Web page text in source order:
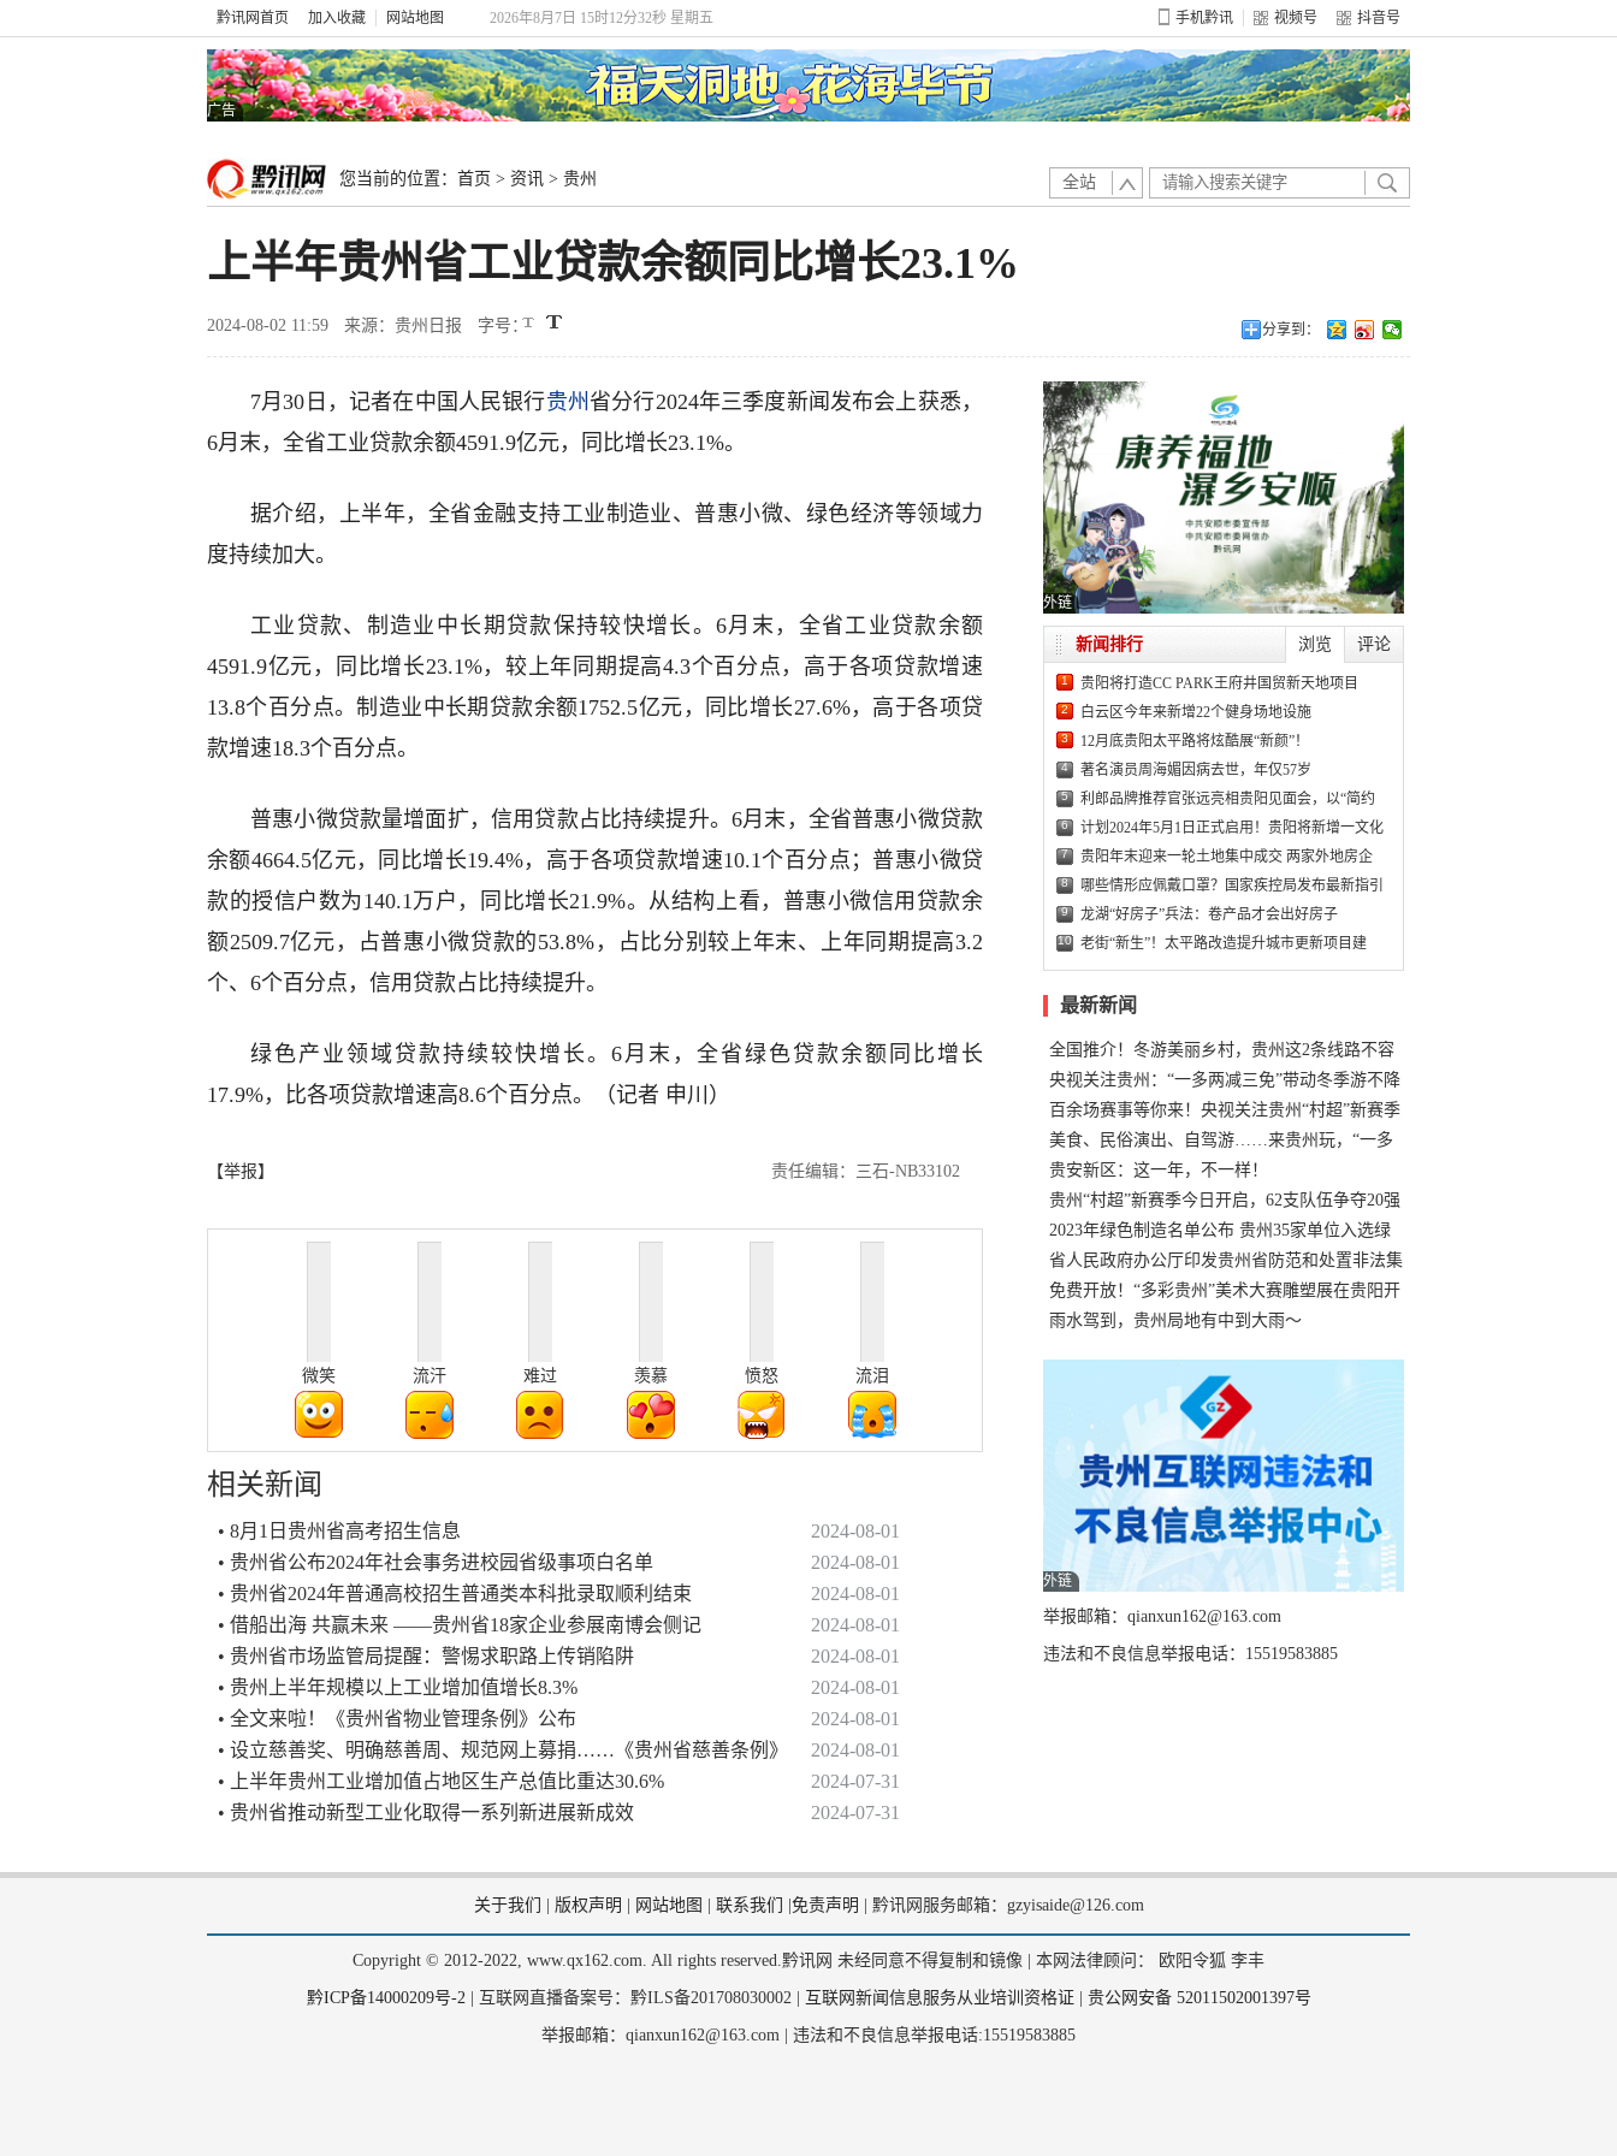
黔讯网首页 加入收藏 网站地图 2026年8月7日 15时12分33秒 星期五 手机黔讯 视频号 抖音号
广告
您当前的位置： 首页 > 资讯 > 贵州 全站
上半年贵州省工业贷款余额同比增长23.1%
2024-08-02 11:59 来源：贵州日报 字号： 分享到：
7月30日，记者在中国人民银行贵州 省分行2024年三季度新闻发布会上获悉，
6月末，全省工业贷款余额4591.9亿元，同比增长23.1%。
据介绍，上半年，全省金融支持工业制造业、普惠小微、绿色经济等领域力
度持续加大。
工业贷款、制造业中长期贷款保持较快增长。6月末，全省工业贷款余额
4591.9亿元，同比增长23.1%，较上年同期提高4.3个百分点，高于各项贷款增速
13.8个百分点。制造业中长期贷款余额1752.5亿元，同比增长27.6%，高于各项贷
款增速18.3个百分点。
普惠小微贷款量增面扩，信用贷款占比持续提升。6月末，全省普惠小微贷款
余额4664.5亿元，同比增长19.4%，高于各项贷款增速10.1个百分点；普惠小微贷
款的授信户数为140.1万户，同比增长21.9%。从结构上看，普惠小微信用贷款余
额2509.7亿元，占普惠小微贷款的53.8%，占比分别较上年末、上年同期提高3.2
个、6个百分点，信用贷款占比持续提升。
绿色产业领域贷款持续较快增长。6月末，全省绿色贷款余额同比增长
17.9%，比各项贷款增速高8.6个百分点。（记者 申川）
【举报】 责任编辑：三石-NB33102
微笑 流汗 难过 羡慕 愤怒 流泪
相关新闻
• 8月1日贵州省高考招生信息
2024-08-01
• 贵州省公布2024年社会事务进校园省级事项白名单
2024-08-01
• 贵州省2024年普通高校招生普通类本科批录取顺利结束
2024-08-01
• 借船出海 共赢未来 ——贵州省18家企业参展南博会侧记
2024-08-01
• 贵州省市场监管局提醒：警惕求职路上传销陷阱
2024-08-01
• 贵州上半年规模以上工业增加值增长8.3%
2024-08-01
• 全文来啦！《贵州省物业管理条例》公布
2024-08-01
• 设立慈善奖、明确慈善周、规范网上募捐……《贵州省慈善条例》
2024-08-01
• 上半年贵州工业增加值占地区生产总值比重达30.6%
2024-07-31
• 贵州省推动新型工业化取得一系列新进展新成效
2024-07-31
外链
浏览 评论
新闻排行
1 贵阳将打造CC PARK王府井国贸新天地项目
2 白云区今年来新增22个健身场地设施
3 12月底贵阳太平路将炫酷展“新颜”！
4 著名演员周海媚因病去世，年仅57岁
5 利郎品牌推荐官张远亮相贵阳见面会，以“简约
6 计划2024年5月1日正式启用！贵阳将新增一文化
7 贵阳年末迎来一轮土地集中成交 两家外地房企
8 哪些情形应佩戴口罩？国家疾控局发布最新指引
9 龙湖“好房子”兵法：卷产品才会出好房子
10 老街“新生”！太平路改造提升城市更新项目建
最新新闻
全国推介！冬游美丽乡村，贵州这2条线路不容
错过
央视关注贵州：“一多两减三免”带动冬季游不降
温
百余场赛事等你来！央视关注贵州“村超”新赛季
正式“打响”
美食、民俗演出、自驾游……来贵州玩，“一多
两减三免”！
贵安新区：这一年，不一样！
贵州“村超”新赛季今日开启，62支队伍争夺20强
名额
2023年绿色制造名单公布 贵州35家单位入选绿
色工厂
省人民政府办公厅印发贵州省防范和处置非法集
资工作实施细则
免费开放！“多彩贵州”美术大赛雕塑展在贵阳开
展，持续至1月19日
雨水驾到，贵州局地有中到大雨～
外链
举报邮箱：qianxun162@163.com
违法和不良信息举报电话：15519583885
关于我们 版权声明 网站地图 联系我们 免责声明 黔讯网服务邮箱：gzyisaide@126.com
Copyright © 2012-2022, www.qx162.com. All rights reserved.黔讯网 未经同意不得复制和镜像 | 本网法律顾问： 欧阳令狐 李丰
黔ICP备14000209号-2| 互联网直播备案号：黔ILS备201708030002 | 互联网新闻信息服务从业培训资格证 贵公网安备 52011502001397号
举报邮箱：qianxun162@163.com | 违法和不良信息举报电话:15519583885